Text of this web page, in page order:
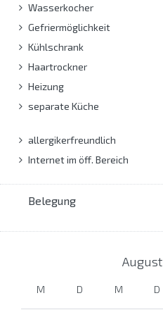
Wasserkocher
Gefriermöglichkeit
Kühlschrank
Haartrockner
Heizung
separate Küche
allergikerfreundlich
Internet im öff. Bereich
Belegung
August
M D M D